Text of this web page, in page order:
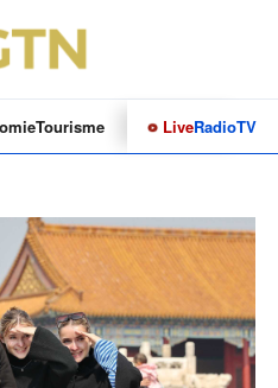
TourismeCulture&SportOpinions
LiveRadioTV